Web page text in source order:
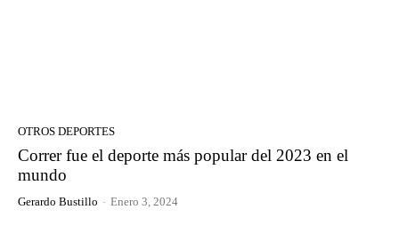
OTROS DEPORTES
Correr fue el deporte más popular del 2023 en el
mundo
Gerardo Bustillo - Enero 3, 2024